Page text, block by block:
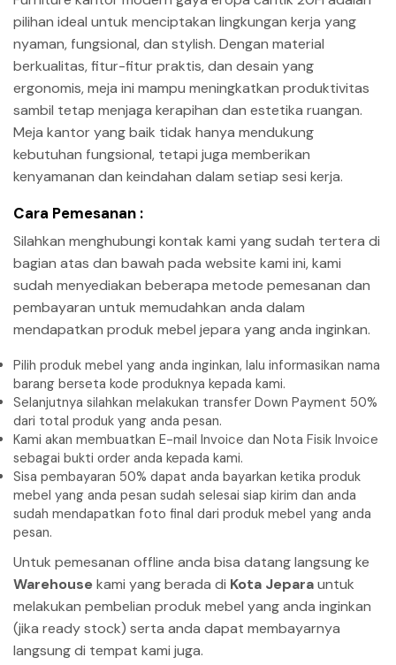
pilihan ideal untuk menciptakan lingkungan kerja yang
nyaman, fungsional, dan stylish. Dengan material
berkualitas, fitur-fitur praktis, dan desain yang
ergonomis, meja ini mampu meningkatkan produktivitas
sambil tetap menjaga kerapihan dan estetika ruangan.
Meja kantor yang baik tidak hanya mendukung
kebutuhan fungsional, tetapi juga memberikan
kenyamanan dan keindahan dalam setiap sesi kerja.
Cara Pemesanan :
Silahkan menghubungi kontak kami yang sudah tertera di
bagian atas dan bawah pada website kami ini, kami
sudah menyediakan beberapa metode pemesanan dan
pembayaran untuk memudahkan anda dalam
mendapatkan produk mebel jepara yang anda inginkan.
Pilih produk mebel yang anda inginkan, lalu informasikan nama
barang berseta kode produknya kepada kami.
Selanjutnya silahkan melakukan transfer Down Payment 50%
dari total produk yang anda pesan.
Kami akan membuatkan E-mail Invoice dan Nota Fisik Invoice
sebagai bukti order anda kepada kami.
Sisa pembayaran 50% dapat anda bayarkan ketika produk
mebel yang anda pesan sudah selesai siap kirim dan anda
sudah mendapatkan foto final dari produk mebel yang anda
pesan.
Untuk pemesanan offline anda bisa datang langsung ke
Warehousekami yang berada di Kota Jeparauntuk
melakukan pembelian produk mebel yang anda inginkan
(jika ready stock) serta anda dapat membayarnya
langsung di tempat kami juga.